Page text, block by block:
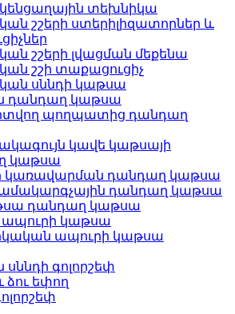
տեխնիկա
շշերի ստերիլիզատորներ և
շշերի լվացման մեքենա
շշի տաքացուցիչ
սննդի կաթսա
դանդաղ կաթսա
պողպատից դանդաղ
կավե կաթսայի
կաթսա
կառավարման դանդաղ կաթսա
դանդաղ կաթսա
դանդաղ կաթսա
կաթսա
ապուրի կաթսա
գոլորշեփ
ձու եփող